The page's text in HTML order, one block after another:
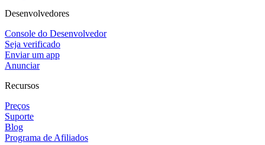
Desenvolvedores
Console do Desenvolvedor
Seja verificado
Enviar um app
Anunciar
Recursos
Preços
Suporte
Blog
Programa de Afiliados